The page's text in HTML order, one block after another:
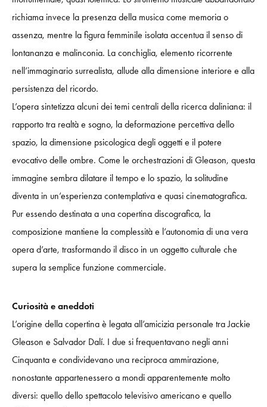
richiama invece la presenza della musica come memoria o
assenza, mentre la figura femminile isolata accentua il senso di
lontananza e malinconia. La conchiglia, elemento ricorrente
nell’immaginario surrealista, allude alla dimensione interiore e alla
persistenza del ricordo.
L’opera sintetizza alcuni dei temi centrali della ricerca daliniana: il
rapporto tra realtà e sogno, la deformazione percettiva dello
spazio, la dimensione psicologica degli oggetti e il potere
evocativo delle ombre. Come le orchestrazioni di Gleason, questa
immagine sembra dilatare il tempo e lo spazio, la solitudine
diventa in un’esperienza contemplativa e quasi cinematografica.
Pur essendo destinata a una copertina discografica, la
composizione mantiene la complessità e l’autonomia di una vera
opera d’arte, trasformando il disco in un oggetto culturale che
supera la semplice funzione commerciale.
Curiosità e aneddoti
L’origine della copertina è legata all’amicizia personale tra Jackie
Gleason e Salvador Dalí. I due si frequentavano negli anni
Cinquanta e condividevano una reciproca ammirazione,
nonostante appartenessero a mondi apparentemente molto
diversi: quello dello spettacolo televisivo americano e quello